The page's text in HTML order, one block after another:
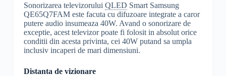
Sonorizarea televizorului QLED Smart Samsung
QE65Q7FAM este facuta cu difuzoare integrate a caror
putere audio insumeaza 40W. Avand o sonorizare de
exceptie, acest televizor poate fi folosit in absolut orice
conditii din acesta privinta, cei 40W putand sa umpla
inclusiv incaperi de mari dimensiuni.
Distanta de vizionare